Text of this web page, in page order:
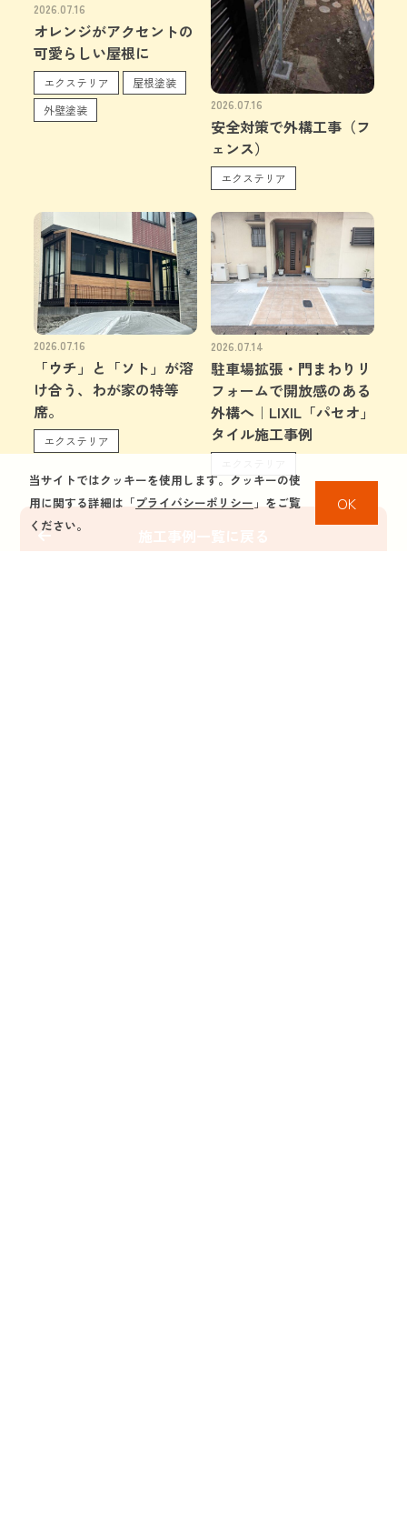
2026.07.16
オレンジがアクセントの
可愛らしい屋根に
エクステリア
屋根塗装
外壁塗装
2026.07.16
安全対策で外構工事（フ
ェンス）
エクステリア
2026.07.16
「ウチ」と「ソト」が溶
け合う、わが家の特等
席。
エクステリア
2026.07.14
駐車場拡張・門まわりリ
フォームで開放感のある
外構へ｜LIXIL「パセオ」
タイル施工事例
施工事例一覧に戻る
当サイトではクッキーを使用します。クッキーの使
用に関する詳細は「プライバシーポリシー 」をご覧
ください。
OK